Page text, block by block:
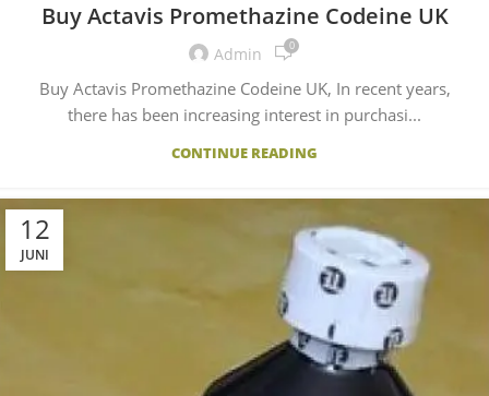
Buy Actavis Promethazine Codeine UK
Admin 0
Buy Actavis Promethazine Codeine UK, In recent years,
there has been increasing interest in purchasi...
CONTINUE READING
12
JUNI